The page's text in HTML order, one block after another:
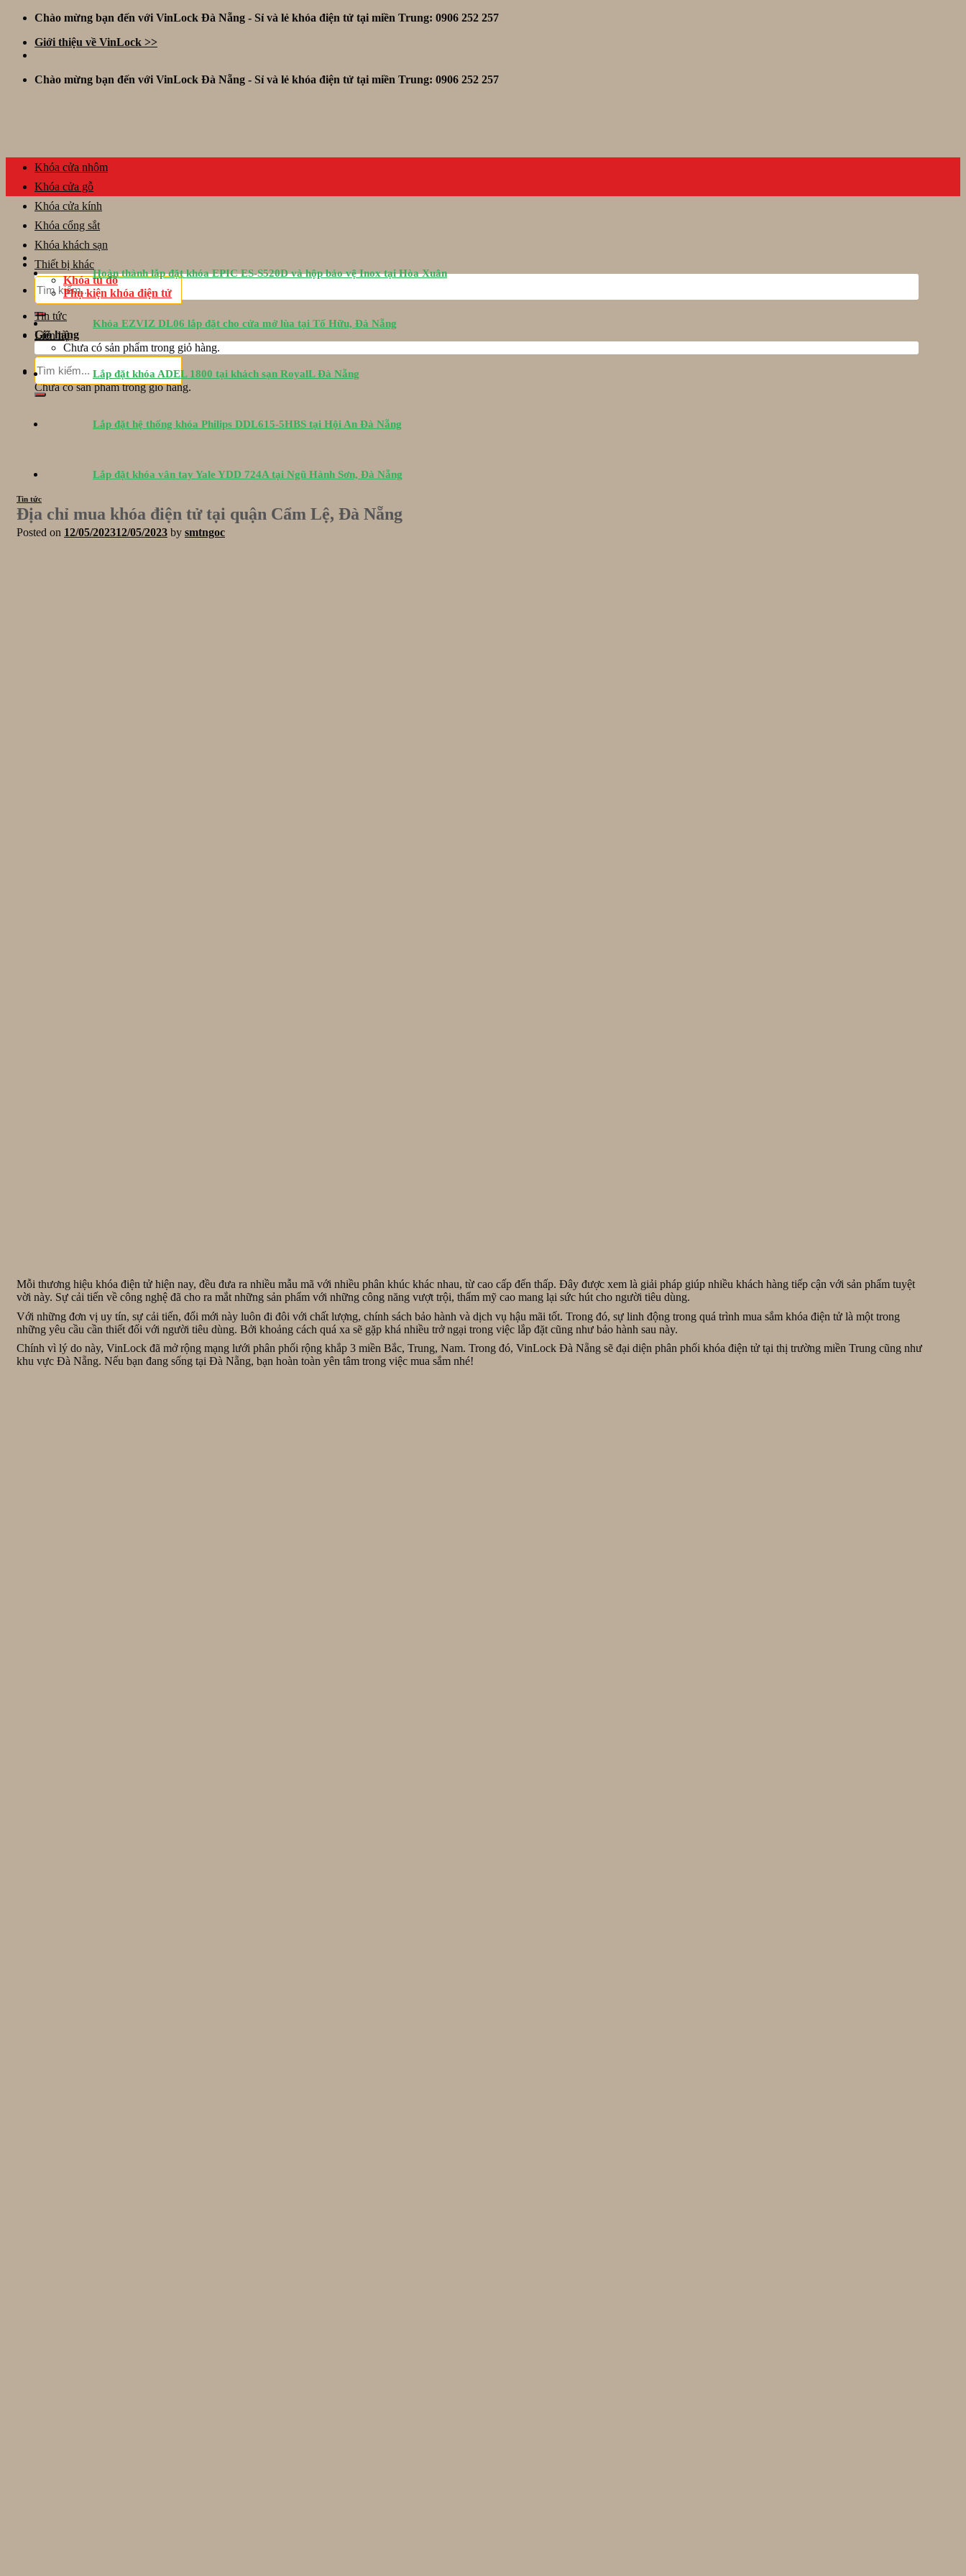
Skip
content
Chào mừng bạn đến với VinLock Đà Nẵng - Sỉ và lẻ khóa điện tử tại miền Trung: 0906 252 257
Giới thiệu về VinLock >>
Chào mừng bạn đến với VinLock Đà Nẵng - Sỉ và lẻ khóa điện tử tại miền Trung: 0906 252 257
Tìm
kiếm:
Giỏ hàng
Chưa có sản phẩm trong giỏ hàng.
Giỏ hàng
Chưa có sản phẩm trong giỏ hàng.
Khóa cửa nhôm
Khóa cửa gỗ
Khóa cửa kính
Khóa cổng sắt
Khóa khách sạn
Thiết bị khác
Khóa tủ đồ
Phụ kiện khóa điện tử
Tin tức
Liên hệ
Tìm
kiếm:
Hoàn thành lắp đặt khóa EPIC ES-S520D và hộp bảo vệ Inox tại Hòa Xuân
Khóa EZVIZ DL06 lắp đặt cho cửa mở lùa tại Tố Hữu, Đà Nẵng
Lắp đặt khóa ADEL 1800 tại khách sạn RoyalL Đà Nẵng
Lắp đặt hệ thống khóa Philips DDL615-5HBS tại Hội An Đà Nẵng
Lắp đặt khóa vân tay Yale YDD 724A tại Ngũ Hành Sơn, Đà Nẵng
Tin tức
Địa chỉ mua khóa điện tử tại quận Cẩm Lệ, Đà Nẵng
Posted on 12/05/202312/05/2023 by smtngoc
Mỗi thương hiệu khóa điện tử hiện nay, đều đưa ra nhiều mẫu mã với nhiều phân khúc khác nhau, từ cao cấp đến thấp. Đây được xem là giải pháp giúp nhiều khách hàng tiếp cận với sản phẩm tuyệt
vời này. Sự cải tiến về công nghệ đã cho ra mắt những sản phẩm với những công năng vượt trội, thẩm mỹ cao mang lại sức hút cho người tiêu dùng.
Với những đơn vị uy tín, sự cải tiến, đổi mới này luôn đi đôi với chất lượng, chính sách bảo hành và dịch vụ hậu mãi tốt. Trong đó, sự linh động trong quá trình mua sắm khóa điện tử là một trong
những yêu cầu cần thiết đối với người tiêu dùng. Bởi khoảng cách quá xa sẽ gặp khá nhiều trở ngại trong việc lắp đặt cũng như bảo hành sau này.
Chính vì lý do này, VinLock đã mở rộng mạng lưới phân phối rộng khắp 3 miền Bắc, Trung, Nam. Trong đó, VinLock Đà Nẵng sẽ đại diện phân phối khóa điện tử tại thị trường miền Trung cũng như
khu vực Đà Nẵng. Nếu bạn đang sống tại Đà Nẵng, bạn hoàn toàn yên tâm trong việc mua sắm nhé!